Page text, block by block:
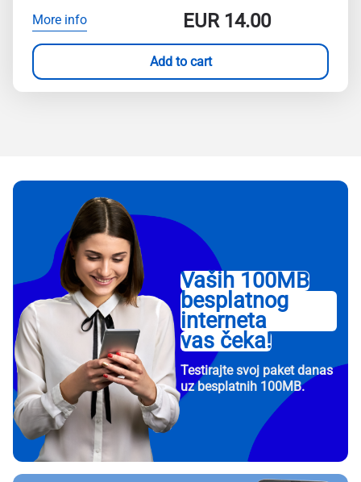
More info EUR14.00
Add to cart
Vaših 100MB
besplatnog
interneta
vas čeka!
Testirajte svoj paket danas
uz besplatnih 100MB.